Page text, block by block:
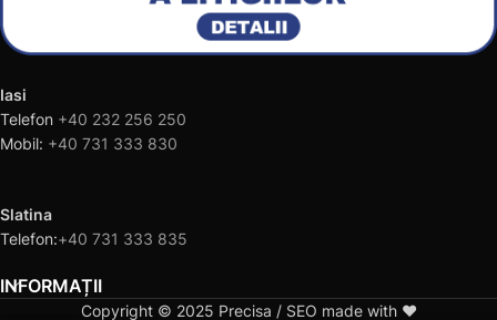
Iasi
Telefon +40 232 256 250
Mobil: +40 731 333 830
Slatina
Telefon:+40 731 333 835
INFORMAȚII
Copyright © 2025 Precisa / SEO made with ❤️